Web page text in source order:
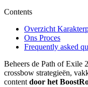
Contents
Overzicht
Ons Proces
Frequently asked
Beheers de Path of Exile
crossbow strategieën,
contentdoor het